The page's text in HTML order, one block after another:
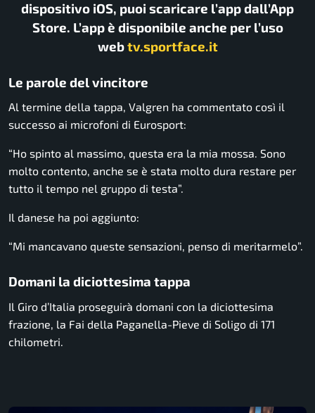
dispositivo iOS, puoi scaricare l’app dall’App
Store. L’app è disponibile anche per l’uso
webtv.sportface.it
Le parole del vincitore
Al termine della tappa, Valgren ha commentato così il
successo ai microfoni di Eurosport:
“Ho spinto al massimo, questa era la mia mossa. Sono
molto contento, anche se è stata molto dura restare per
tutto il tempo nel gruppo di testa”.
Il danese ha poi aggiunto:
“Mi mancavano queste sensazioni, penso di meritarmelo”.
Domani la diciottesima tappa
Il Giro d’Italia proseguirà domani con la diciottesima
frazione, la Fai della Paganella-Pieve di Soligo di 171
chilometri.